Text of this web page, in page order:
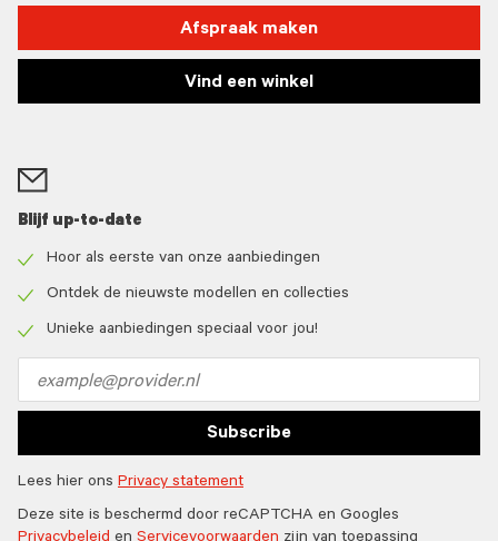
Afspraak maken
Vind een winkel
Blijf up-to-date
icon
Hoor als eerste van onze aanbiedingen
icon
Ontdek de nieuwste modellen en collecties
Unieke aanbiedingen speciaal voor jou!
address
Subscribe
Lees hier ons Privacy statement
Deze site is beschermd door reCAPTCHA en Googles